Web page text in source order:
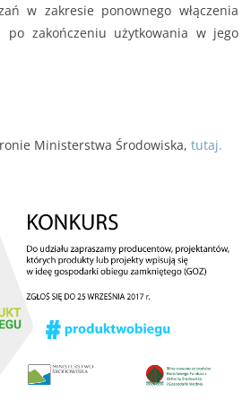
w zakresie ponownego włączenia
zakończeniu użytkowania w jego
Ministerstwa Środowiska, tutaj.